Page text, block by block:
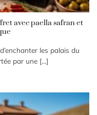
avec paella safran et
les palais du
par une [...]